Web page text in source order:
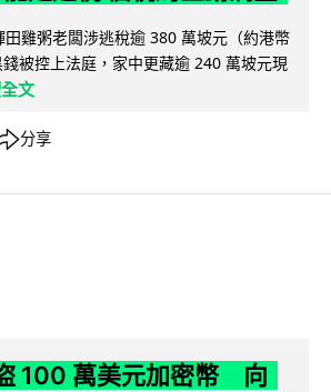
雞粥老闆涉逃稅逾 380 萬坡元（約港幣
被控上法庭，家中更藏逾 240 萬坡元現
文
分享
100 萬美元加密幣 向